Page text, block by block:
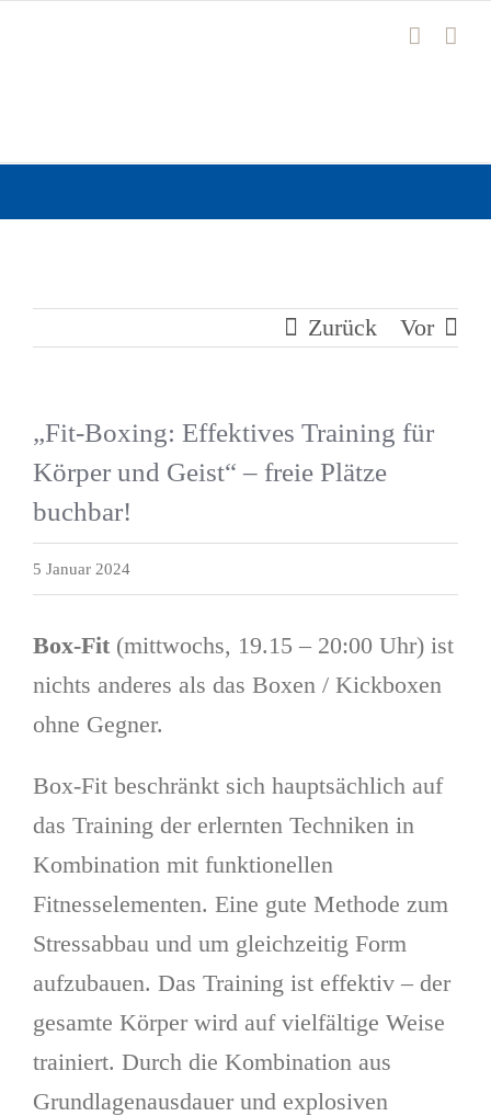
Zurück Vor
„Fit-Boxing: Effektives Training für
Körper und Geist“ – freie Plätze
buchbar!
5 Januar 2024
Box-Fit (mittwochs, 19.15 – 20:00 Uhr) ist
nichts anderes als das Boxen / Kickboxen
ohne Gegner.
Box-Fit beschränkt sich hauptsächlich auf
das Training der erlernten Techniken in
Kombination mit funktionellen
Fitnesselementen. Eine gute Methode zum
Stressabbau und um gleichzeitig Form
aufzubauen. Das Training ist effektiv – der
gesamte Körper wird auf vielfältige Weise
trainiert. Durch die Kombination aus
Grundlagenausdauer und explosiven